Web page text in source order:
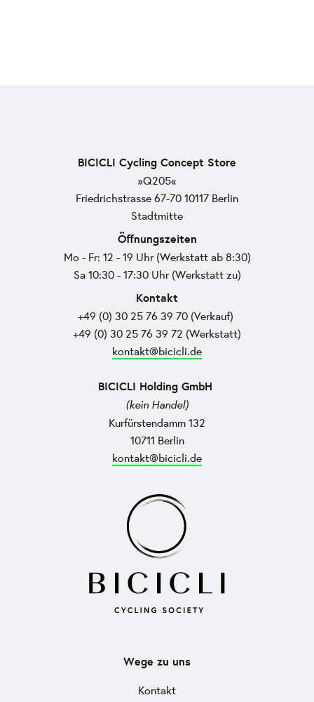
BICICLI Cycling Concept Store
»Q205«
Friedrichstrasse 67-70 10117 Berlin
Stadtmitte
Öffnungszeiten
Mo - Fr: 12 - 19 Uhr (Werkstatt ab 8:30)
Sa 10:30 - 17:30 Uhr (Werkstatt zu)
Kontakt
+49 (0) 30 25 76 39 70 (Verkauf)
+49 (0) 30 25 76 39 72 (Werkstatt)
kontakt@bicicli.de
BICICLI Holding GmbH
(kein Handel)
Kurfürstendamm 132
10711 Berlin
kontakt@bicicli.de
Wege zu uns
Kontakt